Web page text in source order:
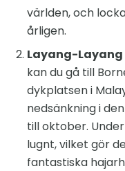
världen, och
årligen.
Layang-Layang
kan du gå till
dykplatsen i
nedsänkning i
till oktober.
lugnt, vilket gör
fantastiska